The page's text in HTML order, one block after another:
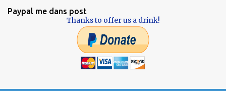
Paypal me dans post
Thanks to offer us a drink!